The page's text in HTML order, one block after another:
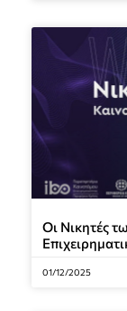
Οι Νικητές
01/12/2025